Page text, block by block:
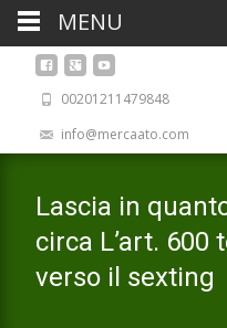
00201211479848
info@mercaato.com
Lascia in
circa L’art.
verso il sexting
MENU